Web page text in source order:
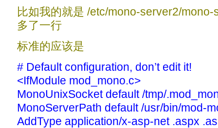
比如我的就是 /etc/mono-server2/
多了一行
标准的应该是
# Default configuration, don’t edit it!
<IfModule mod_mono.c>
MonoUnixSocket default /tmp/
MonoServerPath default /usr/bin/mod-
AddType application/x-asp-net .aspx